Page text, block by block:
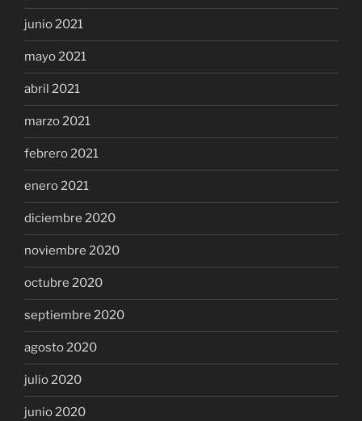
junio 2021
mayo 2021
abril 2021
marzo 2021
febrero 2021
enero 2021
diciembre 2020
noviembre 2020
octubre 2020
septiembre 2020
agosto 2020
julio 2020
junio 2020